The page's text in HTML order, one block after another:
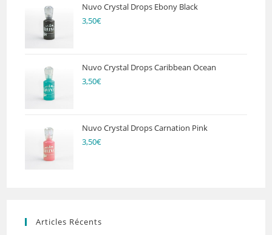
Nuvo Crystal Drops Ebony Black
3,50€
Nuvo Crystal Drops Caribbean Ocean
3,50€
Nuvo Crystal Drops Carnation Pink
3,50€
Articles Récents